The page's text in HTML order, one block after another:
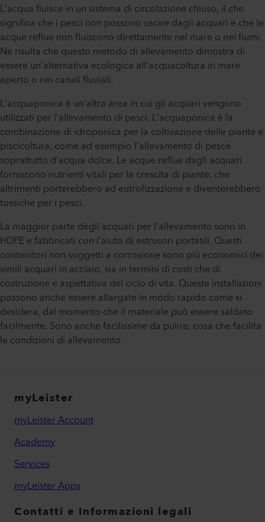
L’acqua fluisce in un sistema di circolazione chiuso, il che
significa che i pesci non possono uscire dagli acquari e che le
acque reflue non fluiscono direttamente nel mare o nei fiumi.
Ne risulta che questo metodo di allevamento dimostra di
essere un’alternativa ecologica all’acquacoltura in mare
aperto o nei canali fluviali.
L’acquaponica è un’altra area in cui gli acquari vengono
utilizzati per l’allevamento di pesci. L’acquaponica è la
combinazione di idroponica per la coltivazione delle piante e
piscicoltura, come ad esempio l’allevamento di pesce
soprattutto d’acqua dolce. Le acque reflue dagli acquari
forniscono nutrienti vitali per la crescita di piante, che
altrimenti porterebbero ad eutrofizzazione e diventerebbero
tossiche per i pesci.
La maggior parte degli acquari per l’allevamento sono in
HDPE e fabbricati con l’aiuto di estrusori portatili. Questi
contenitori non soggetti a corrosione sono più economici dei
simili acquari in acciaio, sia in termini di costi che di
costruzione e aspettativa del ciclo di vita. Queste installazioni
possono anche essere allargate in modo rapido come si
desidera, dal momento che il materiale può essere saldato
facilmente. Sono anche facilissime da pulire, cosa che facilita
le condizioni di allevamento.
myLeister
myLeister Account
Academy
Services
myLeister Apps
Contatti e Informazioni legali